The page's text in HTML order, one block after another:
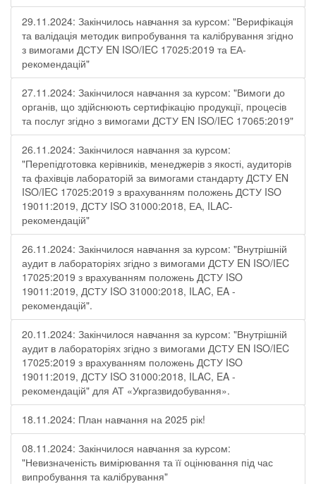
29.11.2024: Закінчилось навчання за курсом: "Верифікація
та валідація методик випробування та калібрування згідно
з вимогами ДСТУ EN ISO/IEC 17025:2019 та ЕА-
рекомендацій"
27.11.2024: Закінчилося навчання за курсом: "Вимоги до
органів, що здійснюють сертифікацію продукції, процесів
та послуг згідно з вимогами ДСТУ EN ISO/IEC 17065:2019"
26.11.2024: Закінчилося навчання за курсом:
"Перепідготовка керівників, менеджерів з якості, аудиторів
та фахівців лабораторій за вимогами стандарту ДСТУ EN
ISO/IEC 17025:2019 з врахуванням положень ДСТУ ISO
19011:2019, ДСТУ ISO 31000:2018, ЕА, ILAC-
рекомендацій"
26.11.2024: Закінчилося навчання за курсом: "Внутрішній
аудит в лабораторіях згідно з вимогами ДСТУ EN ISO/IEC
17025:2019 з врахуванням положень ДСТУ ISO
19011:2019, ДСТУ ISO 31000:2018, ILAC, EA -
рекомендацій".
20.11.2024: Закінчилося навчання за курсом: "Внутрішній
аудит в лабораторіях згідно з вимогами ДСТУ EN ISO/IEC
17025:2019 з врахуванням положень ДСТУ ISO
19011:2019, ДСТУ ISO 31000:2018, ILAC, EA -
рекомендацій" для АТ «Укргазвидобування».
18.11.2024: План навчання на 2025 рік!
08.11.2024: Закінчилося навчання за курсом:
"Невизначеність вимірювання та її оцінювання під час
випробування та калібрування"